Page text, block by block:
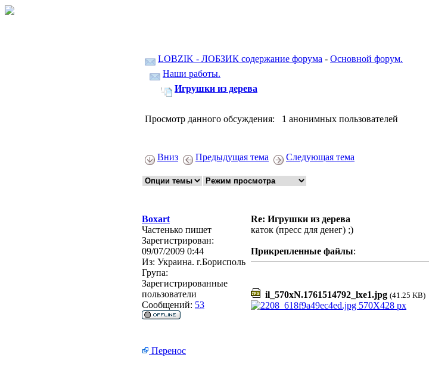
LOBZIK - ЛОБЗИК содержание форума - Основной форум.
Наши работы.
Игрушки из дерева
Просмотр данного обсуждения: 1 анонимных пользователей
Вниз Предыдущая тема Следующая тема
Boxart Re: Игрушки из дерева
Частенько пишет
Зарегистрирован:
09/07/2009 0:44
Из: Украина. г.Борисполь
Група:
Зарегистрированные
пользователи
Сообщений: 53
каток (пресс для денег) ;)
Прикрепленные файлы:
il_570xN.1761514792_lxe1.jpg (41.25 KB)
Перенос